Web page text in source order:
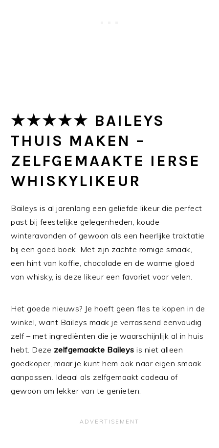
★★★★★ BAILEYS
THUIS MAKEN –
ZELFGEMAAKTE IERSE
WHISKYLIKEUR
Baileys is al jarenlang een geliefde likeur die perfect
past bij feestelijke gelegenheden, koude
winteravonden of gewoon als een heerlijke traktatie
bij een goed boek. Met zijn zachte romige smaak,
een hint van koffie, chocolade en de warme gloed
van whisky, is deze likeur een favoriet voor velen.
Het goede nieuws? Je hoeft geen fles te kopen in de
winkel, want Baileys maak je verrassend eenvoudig
zelf – met ingrediënten die je waarschijnlijk al in huis
hebt. Deze zelfgemaakte Baileys is niet alleen
goedkoper, maar je kunt hem ook naar eigen smaak
aanpassen. Ideaal als zelfgemaakt cadeau of
gewoon om lekker van te genieten.